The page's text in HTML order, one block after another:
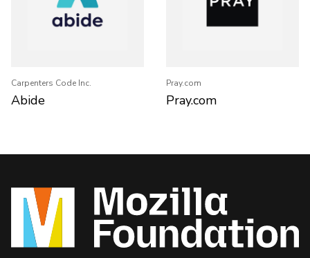
Carpenters Code Inc.
Abide
Pray.com
Pray.com